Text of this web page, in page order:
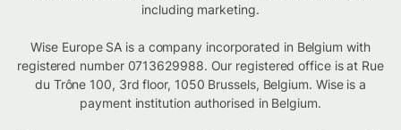
including marketing.
Wise Europe SA is a company incorporated in Belgium with
registered number 0713629988. Our registered office is at Rue
du Trône 100, 3rd floor, 1050 Brussels, Belgium. Wise is a
payment institution authorised in Belgium.